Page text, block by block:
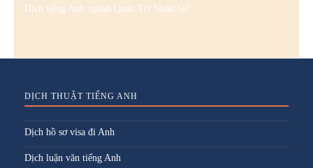
Dịch tiếng Anh ngành Quản Trị Nhân Sự
DỊCH THUẬT TIẾNG ANH
Dịch hồ sơ visa đi Anh
Dịch luận văn tiếng Anh